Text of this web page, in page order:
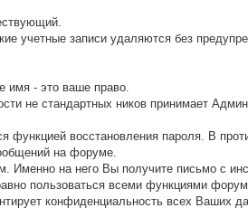
учетные записи удаляются без
имя - это ваше право.
не стандартных ников принимает
функцией восстановления пароля. В
на форуме.
на него Вы получите письмо с
пользоваться всеми функциями
конфиденциальность всех Ваших